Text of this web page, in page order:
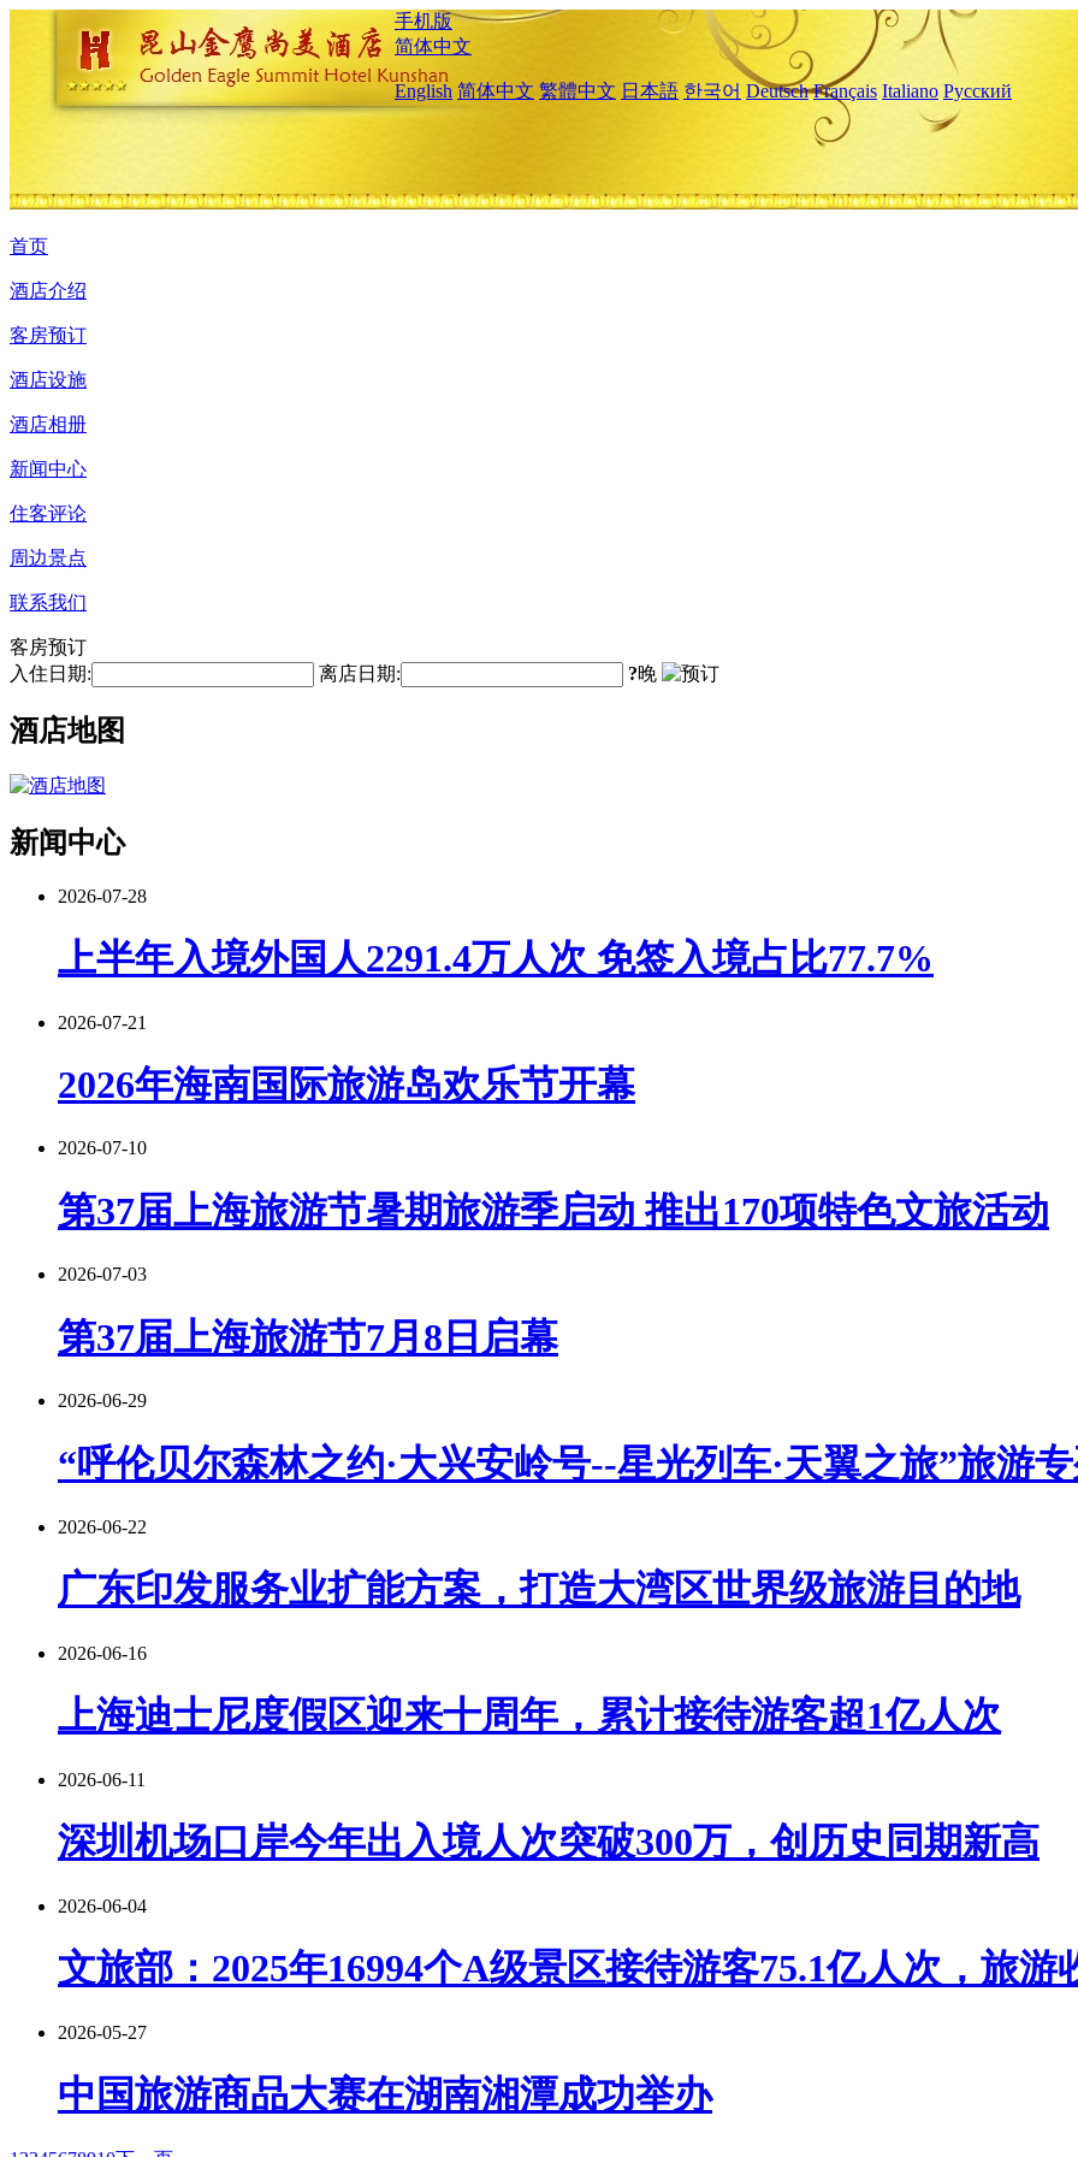
手机版
简体中文
English 简体中文 繁體中文 日本語 한국어 Deutsch Français Italiano Русский
首页
酒店介绍
客房预订
酒店设施
酒店相册
新闻中心
住客评论
周边景点
联系我们
客房预订
入住日期:
离店日期: ?晚
酒店地图
新闻中心
2026-07-28
上半年入境外国人2291.4万人次 免签入境占比77.7%
2026-07-21
2026年海南国际旅游岛欢乐节开幕
2026-07-10
第37届上海旅游节暑期旅游季启动 推出170项特色文旅活动
2026-07-03
第37届上海旅游节7月8日启幕
2026-06-29
“呼伦贝尔森林之约·大兴安岭号--星光列车·天翼之旅”旅游
2026-06-22
广东印发服务业扩能方案，打造大湾区世界级旅游目的地
2026-06-16
上海迪士尼度假区迎来十周年，累计接待游客超1亿人次
2026-06-11
深圳机场口岸今年出入境人次突破300万，创历史同期新高
2026-06-04
文旅部：2025年16994个A级景区接待游客75.1亿人次，旅游
2026-05-27
中国旅游商品大赛在湖南湘潭成功举办